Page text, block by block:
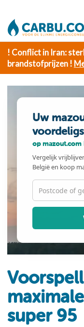
! Conflict in Iran:
brandstofprijzen !
Uw
op mazout.com
Vergelijk
België en koop
super 95